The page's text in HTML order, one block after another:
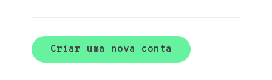
Criar uma nova conta